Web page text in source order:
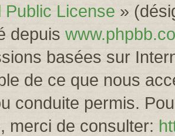
Public License »
depuis
basées sur
de ce que nous
conduite permis.
merci de consulter: